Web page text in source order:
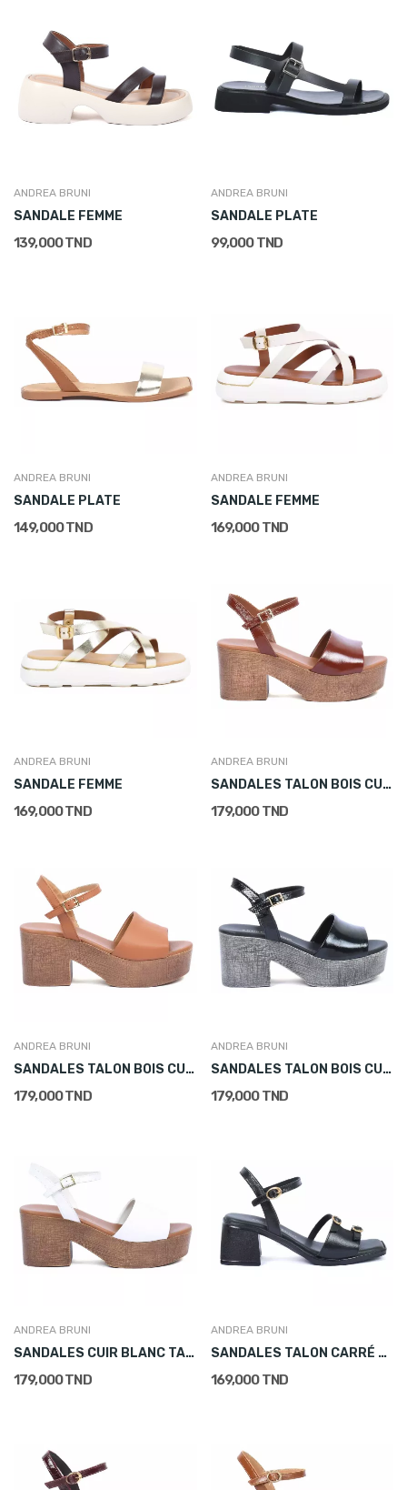
ANDREA BRUNI
SANDALE FEMME
139,000 TND
ANDREA BRUNI
SANDALE PLATE
99,000 TND
ANDREA BRUNI
SANDALE PLATE
149,000 TND
ANDREA BRUNI
SANDALE FEMME
169,000 TND
ANDREA BRUNI
SANDALE FEMME
169,000 TND
ANDREA BRUNI
SANDALES TALON BOIS CUIR MARRON FEMME
179,000 TND
ANDREA BRUNI
SANDALES TALON BOIS CUIR CAMEL FEMME
179,000 TND
ANDREA BRUNI
SANDALES TALON BOIS CUIR VERNI NOIR FEMME
179,000 TND
ANDREA BRUNI
SANDALES CUIR BLANC TALON BOIS FEMME
179,000 TND
ANDREA BRUNI
SANDALES TALON CARRÉ CUIR NOIR FEMME
169,000 TND